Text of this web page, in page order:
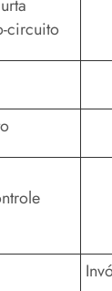
circuito